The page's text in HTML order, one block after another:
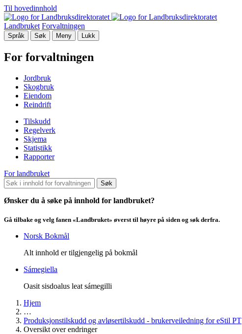
Til hovedinnhold
Landbruket Forvaltningen
Språk Søk Meny Lukk
For forvaltningen
Jordbruk
Skogbruk
Eiendom
Reindrift
Tilskudd
Regelverk
Skjema
Statistikk
Rapporter
For landbruket
Søk
Ønsker du å søke på innhold for landbruket?
Gå tilbake og velg fanen «Landbruket» øverst til høyre på siden og søk derfra.
Norsk Bokmål
Alt innhold er tilgjengelig på bokmål
Sámegiella
Oasit sisdoalus leat sámegilli
Hjem
…
Produksjonstilskudd og avløsertilskudd - brukerveiledning for eStil PT
Oversikt over endringer